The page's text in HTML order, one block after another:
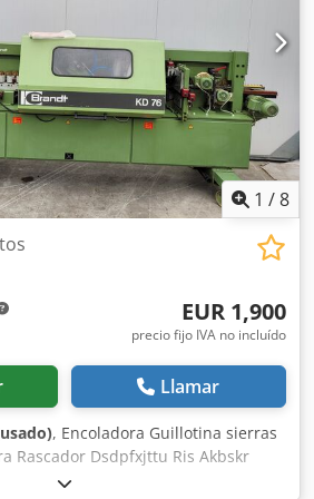
1 /8
EUR 1,900
precio fijo IVA no incluído
Llamar
, Encoladora Guillotina sierras
Rascador Dsdpfxjttu Ris Akbskr